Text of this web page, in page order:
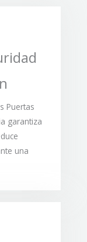
Puertas
garantiza
una